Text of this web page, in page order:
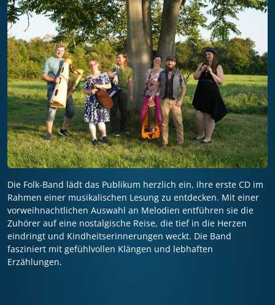
Die Folk-Band lädt das Publikum herzlich ein, ihre erste CD im
Rahmen einer musikalischen Lesung zu entdecken. Mit einer
vorweihnachtlichen Auswahl an Melodien entführen sie die
Zuhörer auf eine nostalgische Reise, die tief in die Herzen
eindringt und Kindheitserinnerungen weckt. Die Band
fasziniert mit gefühlvollen Klängen und lebhaften
Erzählungen.